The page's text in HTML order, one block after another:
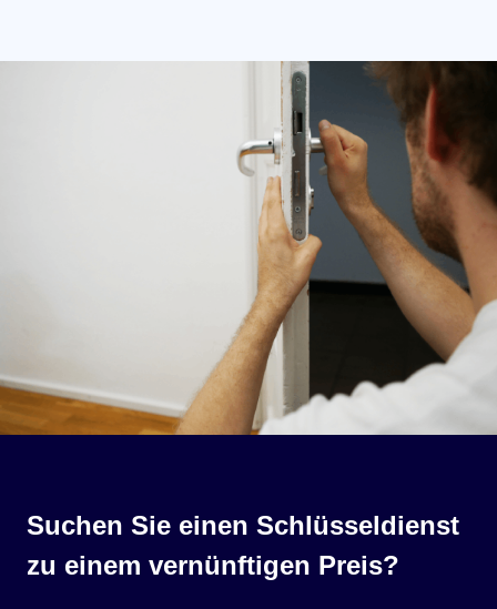
Suchen Sie einen Schlüsseldienst
zu einem vernünftigen Preis?